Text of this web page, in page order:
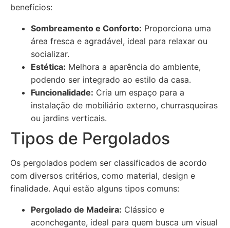
benefícios:
Sombreamento e Conforto: Proporciona uma
área fresca e agradável, ideal para relaxar ou
socializar.
Estética: Melhora a aparência do ambiente,
podendo ser integrado ao estilo da casa.
Funcionalidade: Cria um espaço para a
instalação de mobiliário externo, churrasqueiras
ou jardins verticais.
Tipos de Pergolados
Os pergolados podem ser classificados de acordo
com diversos critérios, como material, design e
finalidade. Aqui estão alguns tipos comuns:
Pergolado de Madeira: Clássico e
aconchegante, ideal para quem busca um visual